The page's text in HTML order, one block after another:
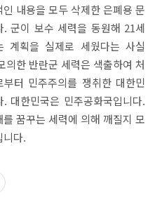
내용을 모두 삭제한 은폐용 문
군이 보수 세력을 동원해 21세
계획을 실제로 세웠다는 사실
의한 반란군 세력은 색출하여 처
터 민주주의를 쟁취한 대한민
대한민국은 민주공화국입니다.
꿈꾸는 세력에 의해 깨질지 모
니다.